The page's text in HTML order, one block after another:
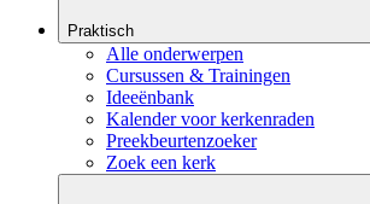
Praktisch
Alle onderwerpen
Cursussen & Trainingen
Ideeënbank
Kalender voor kerkenraden
Preekbeurtenzoeker
Zoek een kerk